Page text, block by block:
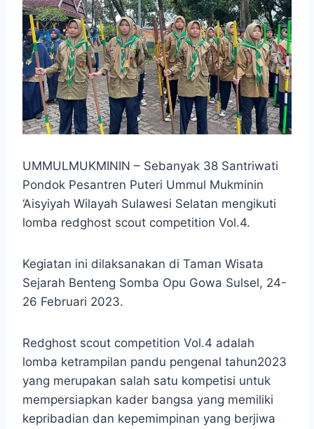
UMMULMUKMININ – Sebanyak 38 Santriwati
Pondok Pesantren Puteri Ummul Mukminin
‘Aisyiyah Wilayah Sulawesi Selatan mengikuti
lomba redghost scout competition Vol.4.
Kegiatan ini dilaksanakan di Taman Wisata
Sejarah Benteng Somba Opu Gowa Sulsel, 24-
26 Februari 2023.
Redghost scout competition Vol.4 adalah
lomba ketrampilan pandu pengenal tahun2023
yang merupakan salah satu kompetisi untuk
mempersiapkan kader bangsa yang memiliki
kepribadian dan kepemimpinan yang berjiwa